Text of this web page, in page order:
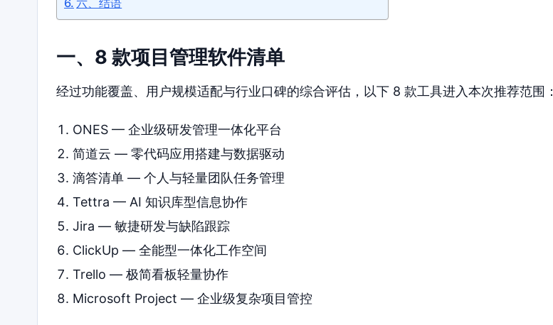
一、8 款项目管理软件清单
经过功能覆盖、用户规模适配与行业口碑的综合评估，以下 8 款工具进入本次推荐范围：
ONES — 企业级研发管理一体化平台
简道云 — 零代码应用搭建与数据驱动
滴答清单 — 个人与轻量团队任务管理
Tettra — AI 知识库型信息协作
Jira — 敏捷研发与缺陷跟踪
ClickUp — 全能型一体化工作空间
Trello — 极简看板轻量协作
Microsoft Project — 企业级复杂项目管控